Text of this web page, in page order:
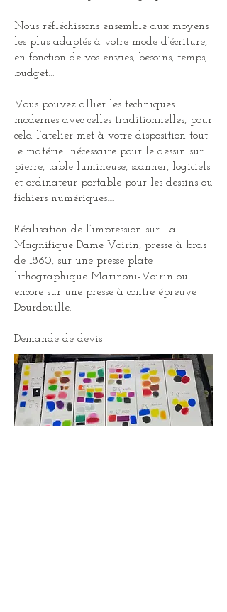
Nous réfléchissons ensemble aux moyens
les plus adaptés à votre mode d’écriture,
en fonction de vos envies, besoins, temps,
budget...
Vous pouvez allier les techniques
modernes avec celles traditionnelles, pour
cela l’atelier met à votre disposition tout
le matériel nécessaire pour le dessin sur
pierre, table lumineuse, scanner, logiciels
et ordinateur portable pour les dessins ou
fichiers numériques….
Réalisation de l’impression sur La
Magnifique Dame Voirin, presse à bras
de 1860, sur une presse plate
lithographique Marinoni-Voirin ou
encore sur une presse à contre épreuve
Dourdouille.
Demande de devis